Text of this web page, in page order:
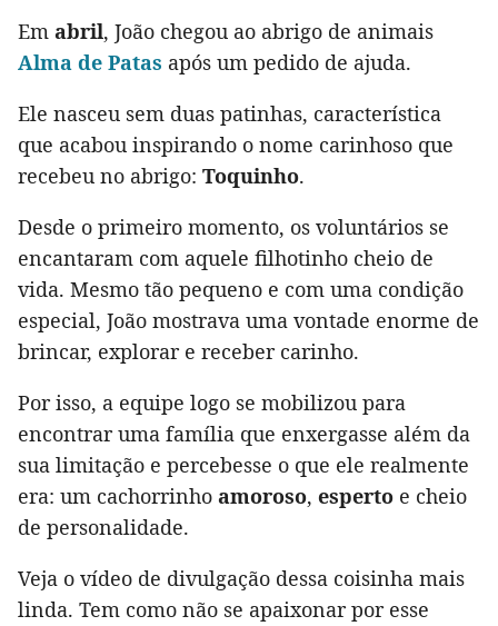
Em abril, João chegou ao abrigo de animais
Alma de Patas após um pedido de ajuda.
Ele nasceu sem duas patinhas, característica
que acabou inspirando o nome carinhoso que
recebeu no abrigo: Toquinho.
Desde o primeiro momento, os voluntários se
encantaram com aquele filhotinho cheio de
vida. Mesmo tão pequeno e com uma condição
especial, João mostrava uma vontade enorme de
brincar, explorar e receber carinho.
Por isso, a equipe logo se mobilizou para
encontrar uma família que enxergasse além da
sua limitação e percebesse o que ele realmente
era: um cachorrinho amoroso, esperto e cheio
de personalidade.
Veja o vídeo de divulgação dessa coisinha mais
linda. Tem como não se apaixonar por esse